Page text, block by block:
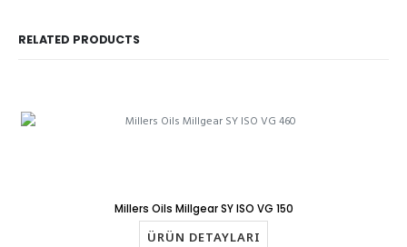
RELATED PRODUCTS
Millers Oils Millgear SY ISO VG 150
ÜRÜN DETAYLARI